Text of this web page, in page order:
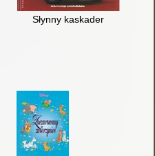
Słynny kaskader